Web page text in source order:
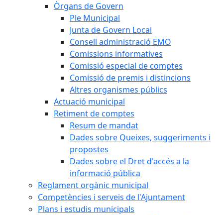
Òrgans de Govern
Ple Municipal
Junta de Govern Local
Consell administració EMO
Comissions informatives
Comissió especial de comptes
Comissió de premis i distincions
Altres organismes públics
Actuació municipal
Retiment de comptes
Resum de mandat
Dades sobre Queixes, suggeriments i
propostes
Dades sobre el Dret d'accés a la
informació pública
Reglament orgànic municipal
Competències i serveis de l'Ajuntament
Plans i estudis municipals